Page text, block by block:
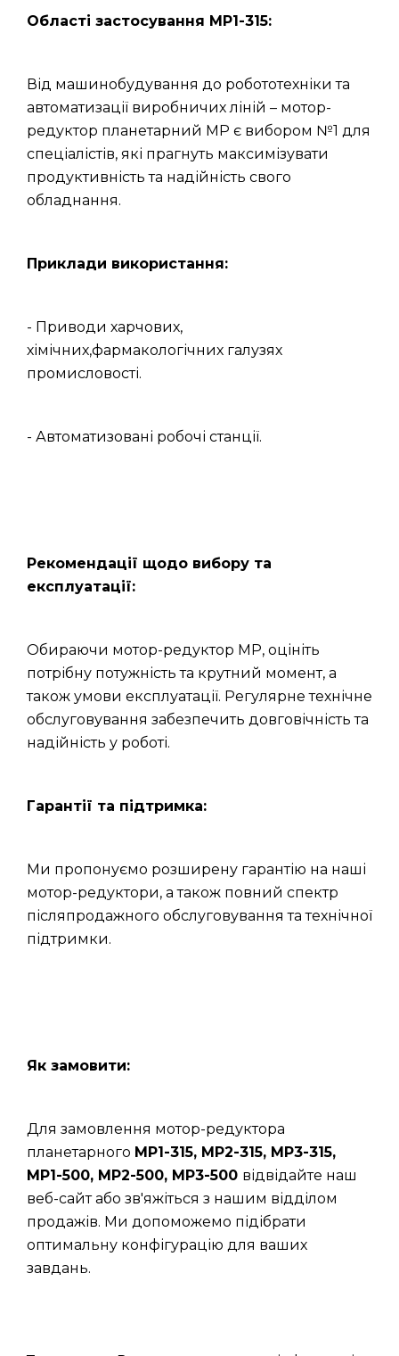
Області застосування МР1-315:
Від машинобудування до робототехніки та
автоматизації виробничих ліній – мотор-
редуктор планетарний МР є вибором №1 для
спеціалістів, які прагнуть максимізувати
продуктивність та надійність свого
обладнання.
Приклади використання:
- Приводи харчових,
хімічних,фармакологічних галузях
промисловості.
- Автоматизовані робочі станції.
Рекомендації щодо вибору та
експлуатації:
Обираючи мотор-редуктор МР, оцініть
потрібну потужність та крутний момент, а
також умови експлуатації. Регулярне технічне
обслуговування забезпечить довговічність та
надійність у роботі.
Гарантії та підтримка:
Ми пропонуємо розширену гарантію на наші
мотор-редуктори, а також повний спектр
післяпродажного обслуговування та технічної
підтримки.
Як замовити:
Для замовлення мотор-редуктора
планетарного МР1-315, МР2-315, МР3-315,
МР1-500, МР2-500, МР3-500 відвідайте наш
веб-сайт або зв'яжіться з нашим відділом
продажів. Ми допоможемо підібрати
оптимальну конфігурацію для ваших
завдань.